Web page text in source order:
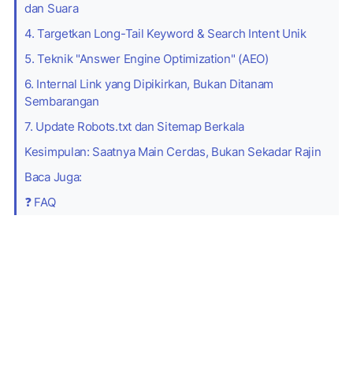
dan Suara
4. Targetkan Long-Tail Keyword & Search Intent Unik
5. Teknik "Answer Engine Optimization" (AEO)
6. Internal Link yang Dipikirkan, Bukan Ditanam
Sembarangan
7. Update Robots.txt dan Sitemap Berkala
Kesimpulan: Saatnya Main Cerdas, Bukan Sekadar Rajin
Baca Juga:
❓ FAQ